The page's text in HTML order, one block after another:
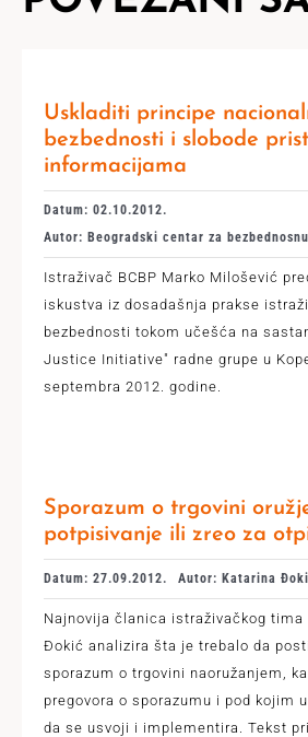
Uskladiti principe
bezbednosti i slobode
informacijama
Datum: 02.10.2012.
Autor: Beogradski centar za
Istraživač BCBP Marko Milošević
iskustva iz dosadašnja prakse
bezbednosti tokom učešća na
Justice Initiative" radne grupe u
septembra 2012. godine.
Sporazum o trgovini
potpisivanje ili zreo za
Datum: 27.09.2012. Autor: Katarina
Najnovija članica istraživačkog tima
Đokić analizira šta je trebalo da
sporazum o trgovini naoružanjem,
pregovora o sporazumu i pod kojim
da se usvoji i implementira. Tekst